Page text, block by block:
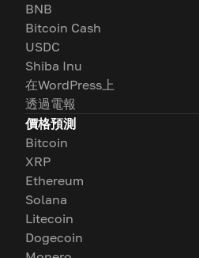
BNB
Bitcoin Cash
USDC
Shiba Inu
在WordPress上
透過電報
價格預測
Bitcoin
XRP
Ethereum
Solana
Litecoin
Dogecoin